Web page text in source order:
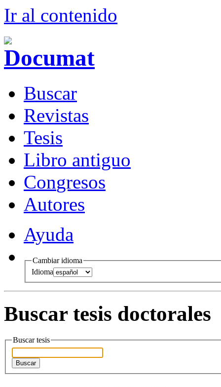
Ir al contenido
Buscar
Revistas
Tesis
Libro antiguo
Congresos
Autores
Ayuda
Cambiar idioma
Idioma
Buscar tesis doctorales
Buscar tesis
Buscar